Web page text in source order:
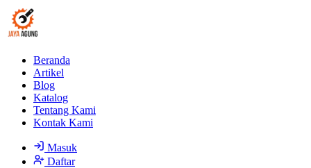
Beranda
Artikel
Blog
Katalog
Tentang Kami
Kontak Kami
Masuk
Daftar